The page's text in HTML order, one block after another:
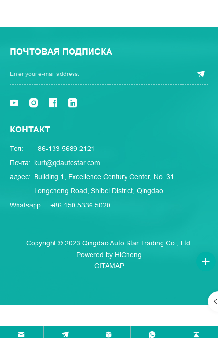
ПОЧТОВАЯ ПОДПИСКА
КОНТАКТ
Тел:
+86-133 5689 2121
Почта: kurt@qdautostar.com
адрес: Building 1, Excellence Century Center, No. 31
Longcheng Road, Shibei District, Qingdao
Whatsapp:
+86 150 5336 5020
Copyright © 2023 Qingdao Auto Star Trading Co., Ltd.
Powered by HiCheng
CITAMAP